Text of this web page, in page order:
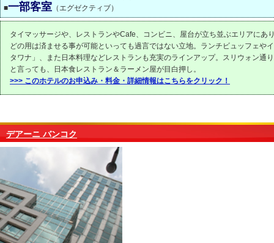
■一部客室 （エグゼクティブ）
タイマッサージや、レストランやCafe、コンビニ、屋台が立ち並ぶエリアにあ
どの用は済ませる事が可能といっても過言ではない立地。ランチビュッフェや
タワナ」、また日本料理などレストランも充実のラインアップ。スリウォン通
と言っても、日本食レストラン＆ラーメン屋が目白押し。
>>> このホテルのお申込み・料金・詳細情報はこちらをクリック！
デアーニ バンコク